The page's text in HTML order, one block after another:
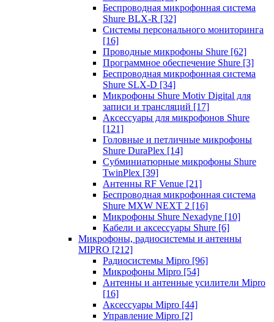
Беспроводная микрофонная система
Shure BLX-R [32]
Системы персонального мониторинга
[16]
Проводные микрофоны Shure [62]
Программное обеспечение Shure [3]
Беспроводная микрофонная система
Shure SLX-D [34]
Микрофоны Shure Motiv Digital для
записи и трансляций [17]
Аксессуары для микрофонов Shure
[121]
Головные и петличные микрофоны
Shure DuraPlex [14]
Субминиатюрные микрофоны Shure
TwinPlex [39]
Антенны RF Venue [21]
Беспроводная микрофонная система
Shure MXW NEXT 2 [16]
Микрофоны Shure Nexadyne [10]
Кабели и аксессуары Shure [6]
Микрофоны, радиосистемы и антенны
MIPRO [212]
Радиосистемы Mipro [96]
Микрофоны Mipro [54]
Антенны и антенные усилители Mipro
[16]
Аксессуары Mipro [44]
Управление Mipro [2]